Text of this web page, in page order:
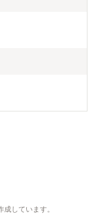
しています。